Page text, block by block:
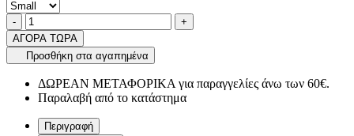
Ποσότητα
-product.increase.quantity +
ΑΓΟΡΑ ΤΩΡΑ
Προσθήκη στα αγαπημένα
ΔΩΡΕΑΝ ΜΕΤΑΦΟΡΙΚΑ για παραγγελίες άνω των 60€.
Παραλαβή από το κατάστημα
Περιγραφή